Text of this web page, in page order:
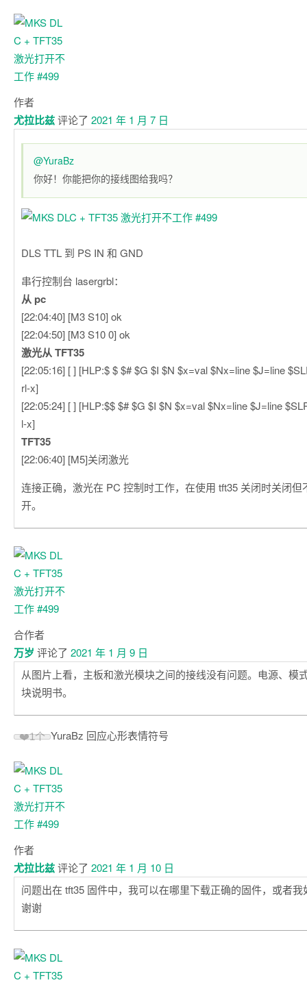
作者
尤拉比兹评论了 2021 年 1 月 7 日
@YuraBz
你好！你能把你的接线图给我吗？
DLS TTL 到 PS IN 和 GND
串行控制台 lasergrbl：
从 pc
[22:04:40] [M3 S10] ok
[22:04:50] [M3 S10 0] ok
激光从 TFT35
[22:05:16] [ ] [HLP:$ $ $# $G $I $N $x=val $Nx=line $J=line
rl-x]
[22:05:24] [ ] [HLP:$$ $# $G $I $N $x=val $Nx=line $J=line
l-x]
TFT35
[22:06:40] [M5]关闭激光
连接正确，激光在 PC 控制时工作，在使用 tft35 关闭时关闭但
开。
合作者
万岁 评论了 2021 年 1 月 9 日
从图片上看，主板和激光模块之间的接线没有问题。电源、模
块说明书。
❤️1个 YuraBz 回应心形表情符号
作者
尤拉比兹评论了 2021 年 1 月 10 日
问题出在 tft35 固件中，我可以在哪里下载正确的固件，或者
谢谢